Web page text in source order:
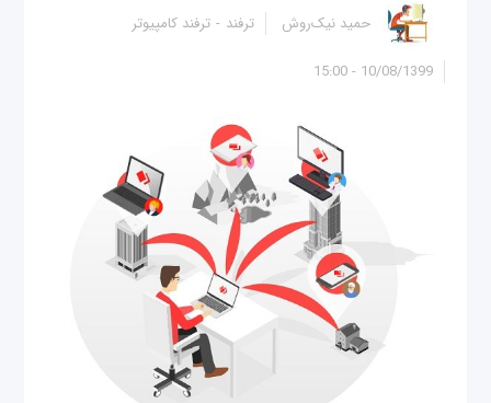
10/08/1399 - 15:00
حمید نیک‌روش ترفند ترفند کامپیوتر